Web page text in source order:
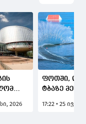
და
2026
ფოთში,
ტბაზე
და
17:22 • 25